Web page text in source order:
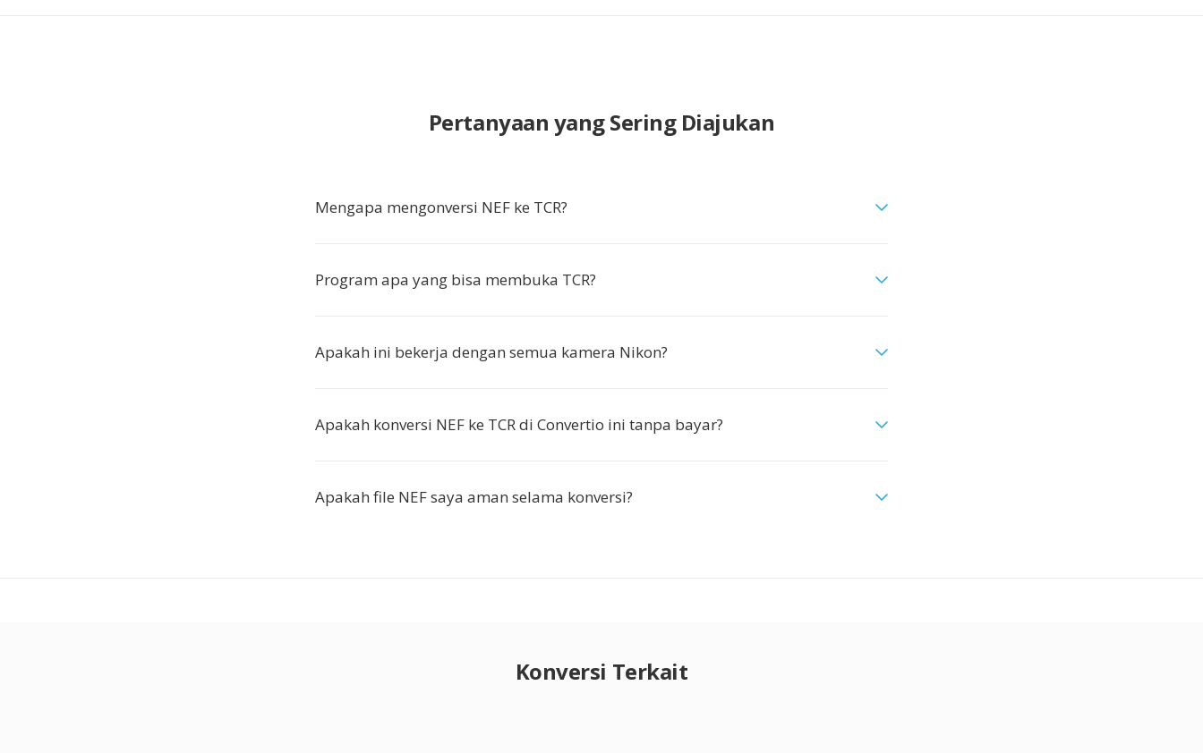
Pertanyaan yang Sering Diajukan
Mengapa mengonversi NEF ke TCR?
Program apa yang bisa membuka TCR?
Apakah ini bekerja dengan semua kamera Nikon?
Apakah konversi NEF ke TCR di Convertio ini tanpa bayar?
Apakah file NEF saya aman selama konversi?
Konversi Terkait